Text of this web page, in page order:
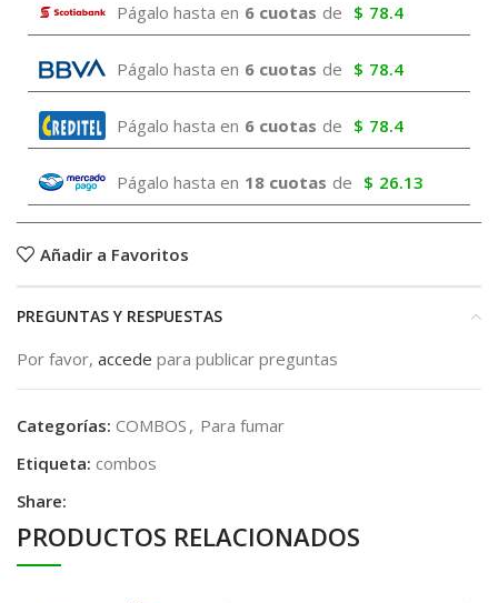
Págalo hasta en 6 cuotas de $ 78.4
Págalo hasta en 6 cuotas de $ 78.4
Págalo hasta en 6 cuotas de $ 78.4
Págalo hasta en 18 cuotas de $ 26.13
Añadir a Favoritos
PREGUNTAS Y RESPUESTAS
Por favor, accede para publicar preguntas
Categorías: COMBOS , Para fumar
Etiqueta: combos
Share:
PRODUCTOS RELACIONADOS